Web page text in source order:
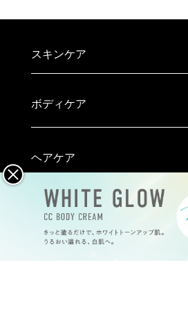
スキンケア
ボディケア
ヘアケア
メイクアップ